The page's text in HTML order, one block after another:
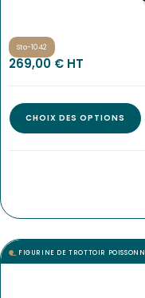
Sto-1042
269,00 € HT
CHOIX DES OPTIONS
FIGURINE DE TROTTOIR